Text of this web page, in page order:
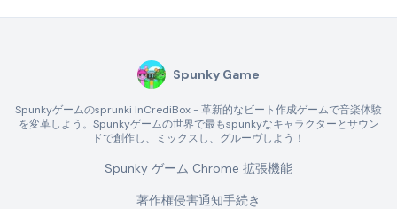
Spunky Game
Spunkyゲームのsprunki InCrediBox - 革新的なビート作成ゲームで音楽体験
を変革しよう。Spunkyゲームの世界で最もspunkyなキャラクターとサウン
ドで創作し、ミックスし、グルーヴしよう！
Spunky ゲーム Chrome 拡張機能
著作権侵害通知手続き